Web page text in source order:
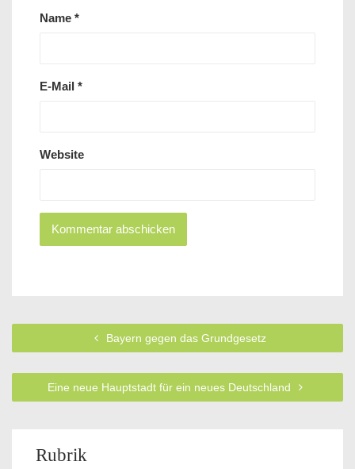
Name *
E-Mail *
Website
Bayern gegen das Grundgesetz
Eine neue Hauptstadt für ein neues Deutschland
Rubrik